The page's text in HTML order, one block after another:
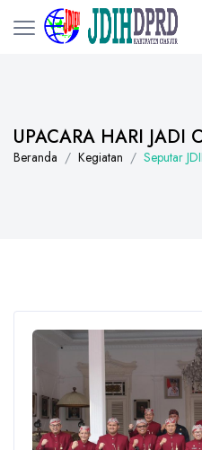
UPACARA HARI JADI
Beranda Kegiatan Seputar